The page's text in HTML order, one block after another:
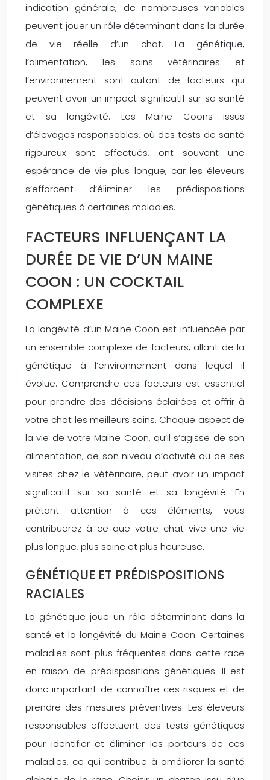
indication générale, de nombreuses variables
peuvent jouer un rôle déterminant dans la durée
de vie réelle d’un chat. La génétique,
l’alimentation, les soins vétérinaires et
l’environnement sont autant de facteurs qui
peuvent avoir un impact significatif sur sa santé
et sa longévité. Les Maine Coons issus
d’élevages responsables, où des tests de santé
rigoureux sont effectués, ont souvent une
espérance de vie plus longue, car les éleveurs
s’efforcent d’éliminer les prédispositions
génétiques à certaines maladies.
FACTEURS INFLUENÇANT LA
DURÉE DE VIE D’UN MAINE
COON : UN COCKTAIL
COMPLEXE
La longévité d’un Maine Coon est influencée par
un ensemble complexe de facteurs, allant de la
génétique à l’environnement dans lequel il
évolue. Comprendre ces facteurs est essentiel
pour prendre des décisions éclairées et offrir à
votre chat les meilleurs soins. Chaque aspect de
la vie de votre Maine Coon, qu’il s’agisse de son
alimentation, de son niveau d’activité ou de ses
visites chez le vétérinaire, peut avoir un impact
significatif sur sa santé et sa longévité. En
prêtant attention à ces éléments, vous
contribuerez à ce que votre chat vive une vie
plus longue, plus saine et plus heureuse.
GÉNÉTIQUE ET PRÉDISPOSITIONS
RACIALES
La génétique joue un rôle déterminant dans la
santé et la longévité du Maine Coon. Certaines
maladies sont plus fréquentes dans cette race
en raison de prédispositions génétiques. Il est
donc important de connaître ces risques et de
prendre des mesures préventives. Les éleveurs
responsables effectuent des tests génétiques
pour identifier et éliminer les porteurs de ces
maladies, ce qui contribue à améliorer la santé